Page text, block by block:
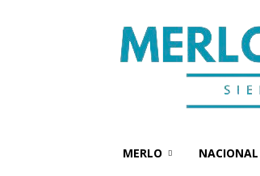
MERLO NACIONAL